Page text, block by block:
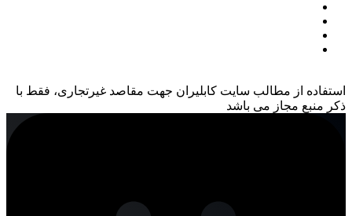
استفاده از مطالب سایت کابلیران جهت مقاصد غیرتجاری، فقط با
ذکر منبع مجاز می باشد